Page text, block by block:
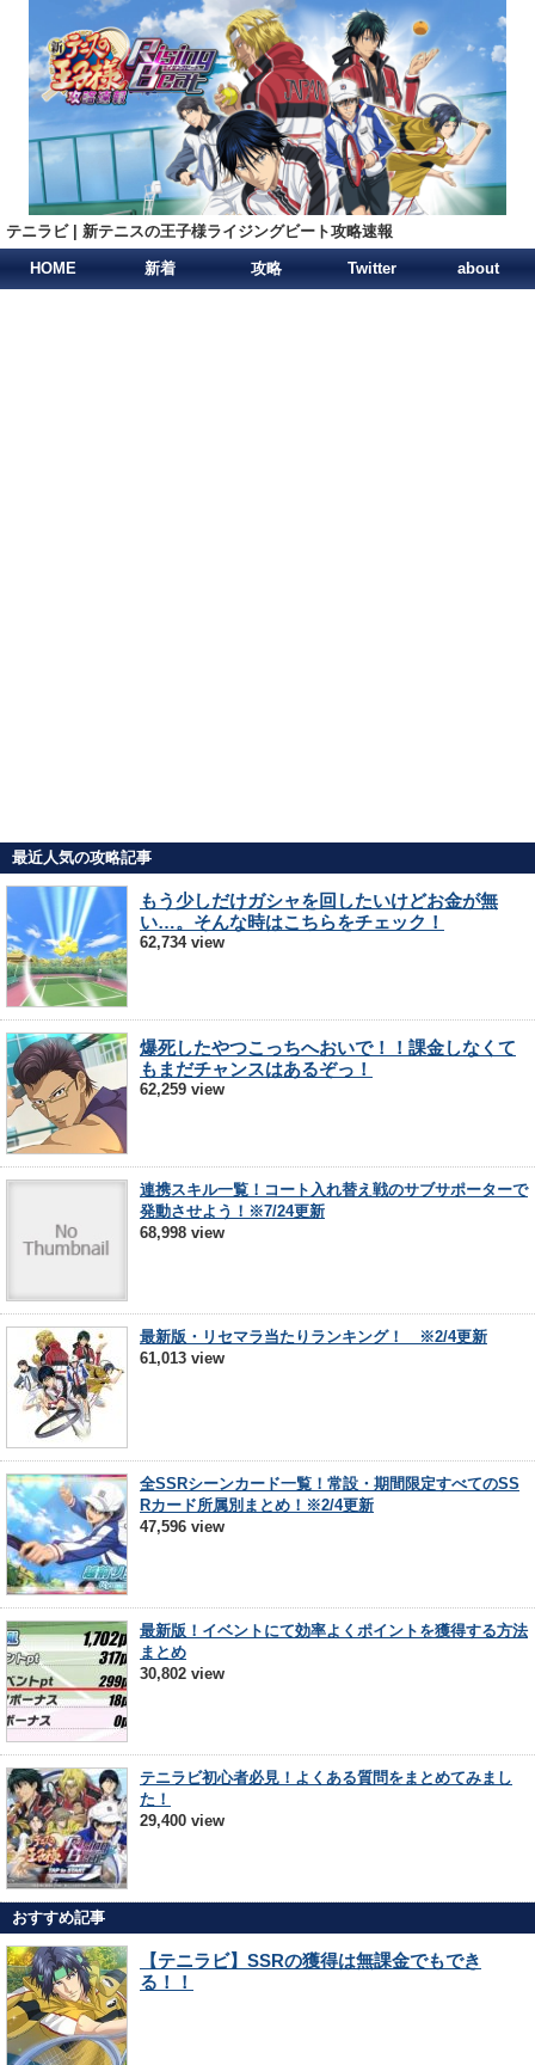
テニラビ | 新テニスの王子様ライジングビート攻略速報
HOME 新着 攻略 Twitter about
最近人気の攻略記事
もう少しだけガシャを回したいけどお金が無
い…。そんな時はこちらをチェック！
62,734 view
爆死したやつこっちへおいで！！課金しなくて
もまだチャンスはあるぞっ！
62,259 view
連携スキル一覧！コート入れ替え戦のサブサポーターで
発動させよう！※7/24更新
68,998 view
最新版・リセマラ当たりランキング！ ※2/4更新
61,013 view
全SSRシーンカード一覧！常設・期間限定すべてのSS
Rカード所属別まとめ！※2/4更新
47,596 view
最新版！イベントにて効率よくポイントを獲得する方法
まとめ
30,802 view
テニラビ初心者必見！よくある質問をまとめてみまし
た！
29,400 view
おすすめ記事
【テニラビ】SSRの獲得は無課金でもでき
る！！